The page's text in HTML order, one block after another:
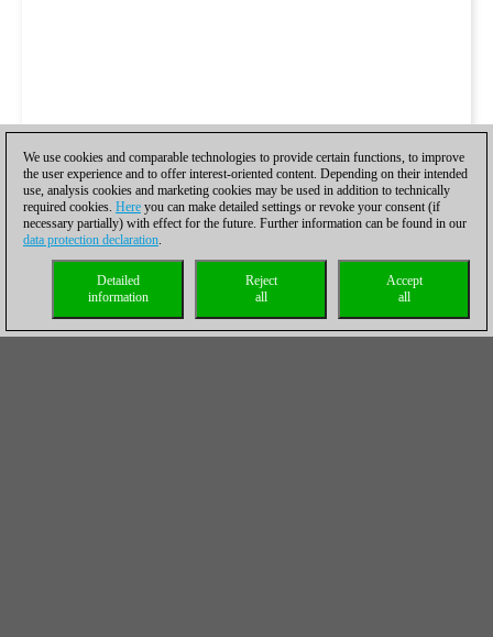
Todas las partidas disputadas
We use cookies and comparable technologies to provide certain functions, to improve
the user experience and to offer interest-oriented content. Depending on their intended
use, analysis cookies and marketing cookies may be used in addition to technically
required cookies. Here you can make detailed settings or revoke your consent (if
necessary partially) with effect for the future. Further information can be found in our
data protection declaration.
Accept
all
Reject
all
Detailed
information